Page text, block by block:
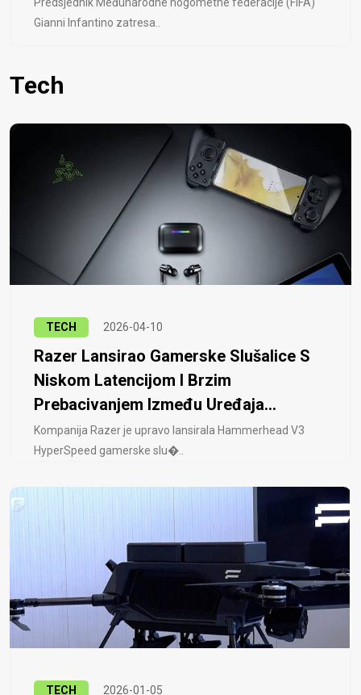
Gianni Infantino zatresa..
Tech
TECH 2026-04-10
Razer Lansirao Gamerske Slušalice S
Niskom Latencijom I Brzim
Prebacivanjem Između Uređaja...
Kompanija Razer je upravo lansirala Hammerhead V3
HyperSpeed ​​gamerske slu�..
TECH 2026-01-05